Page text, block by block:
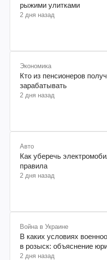
рыжими улитками
2 дня назад
Экономика
Кто из пенсионеров
зарабатывать
2 дня назад
Авто
Как уберечь
правила
2 дня назад
Война в Украине
В каких условиях
в розыск: объяснение
2 дня назад